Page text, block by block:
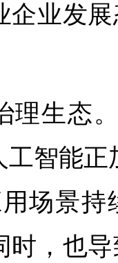
企业发
理生态
智能正
场景
时，也